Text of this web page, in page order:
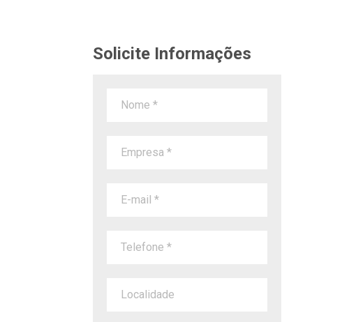
Solicite Informações